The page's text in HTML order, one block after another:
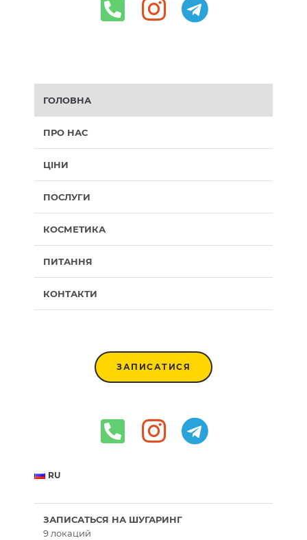
ГОЛОВНА
ПРО НАС
ЦІНИ
ПОСЛУГИ
КОСМЕТИКА
ПИТАННЯ
КОНТАКТИ
ЗАПИСАТИСЯ
RU
ЗАПИСАТЬСЯ НА ШУГАРИНГ
9 локаций